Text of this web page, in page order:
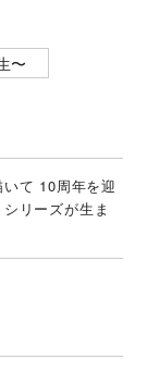
〜
いて 10周年を迎
リーズが生ま